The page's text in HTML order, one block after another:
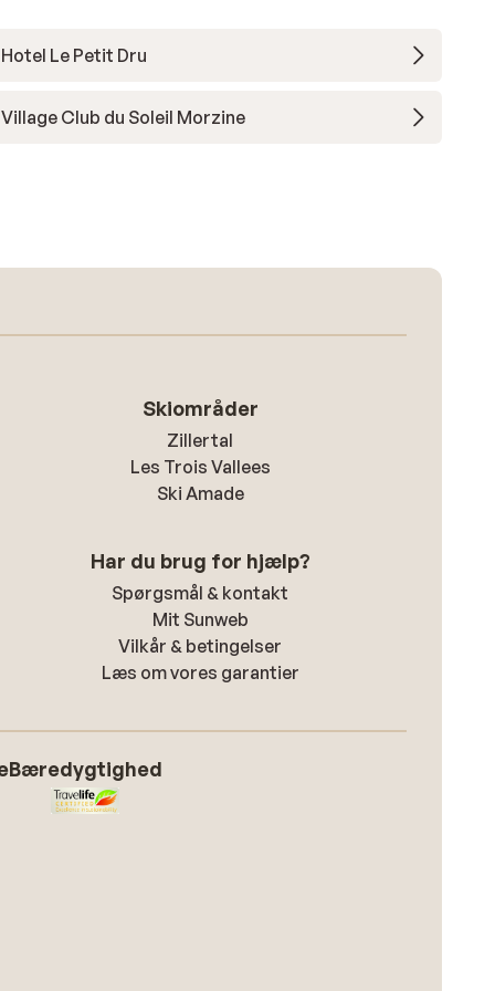
Hotel Le Petit Dru
Village Club du Soleil Morzine
Skiområder
Zillertal
Les Trois Vallees
Ski Amade
Har du brug for hjælp?
Spørgsmål & kontakt
Mit Sunweb
Vilkår & betingelser
Læs om vores garantier
Bæredygtighed